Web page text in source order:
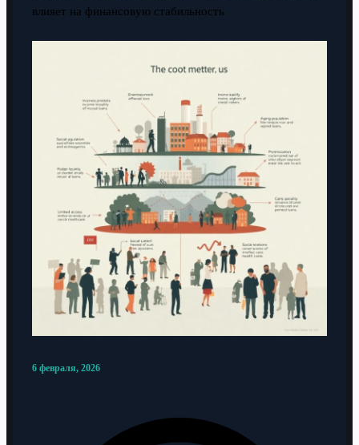
влияет на финансовую стабильность
6 февраля, 2026